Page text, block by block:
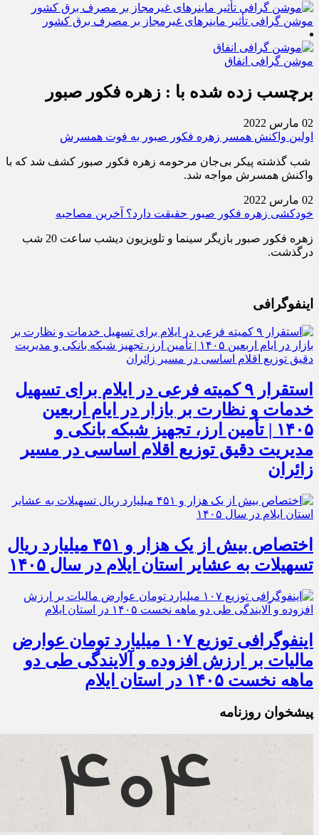
موشن گرافی تأثیر ماینرهای غیرمجاز بر مصرف برق کشور
موشن گرافی انفاق
برچسب زده شده با : زهره فکور صبور
02 مارس 2022
اولین واکنش همسر زهره فکور صبور به فوت همسرش
شب گذشته پیکر بی‌جان مرحومه زهره فکور صبور کشف شد که با
واکنش همسرش مواجه شد.
02 مارس 2022
خودکشی زهره فکور صبور حقیقت دارد؟ آخرین مصاحبه
زهره فکور صبور بازیگر سینما و تلویزیون دیشب ساعت 20 شب
درگذشت.
اینفوگرافی
استقرار ۹ کمیته فرعی در ایلام برای تسهیل
خدمات و نظارت بر بازار در ایام اربعین
۱۴۰۵ | تأمین ارز، تجهیز شبکه بانکی و
مدیریت دقیق توزیع اقلام اساسی در مسیر
زائران
اختصاص بیش از یک هزار و ۴۵۱ میلیارد ریال
تسهیلات به عشایر استان ایلام در سال ۱۴۰۵
اینفوگرافی توزیع ۱۰۷ میلیارد تومان عوارض
مالیات بر ارزش افزوده و آلایندگی طی دو
ماهه نخست ۱۴۰۵ در استان ایلام
پیشخوان روزنامه